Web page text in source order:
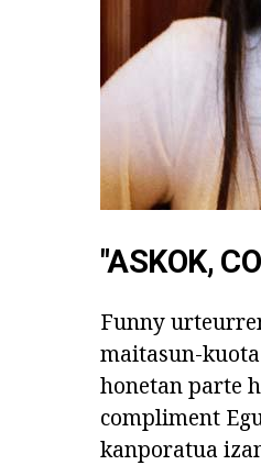
"ASKOK,
Funny
maitasun-
honetan parte
compliment
kanporatua